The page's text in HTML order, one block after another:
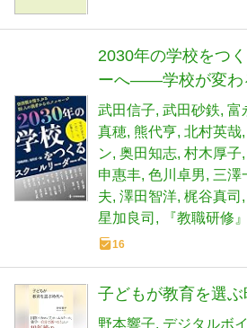
2030年の学校をつ
ーへ――学校が変わ
要なこと
武田信子 武田砂鉄 富
真穂 熊代亨 北村英哉
ン 奥田知志 村木厚子
申惠丰 色川卓男 三澤
夫 澤田智洋 梶谷真司
星加良司
『教職研修
16
子どもが教育を選
野本響子 デジタルボ